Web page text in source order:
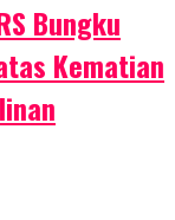
Bungku
Kematian